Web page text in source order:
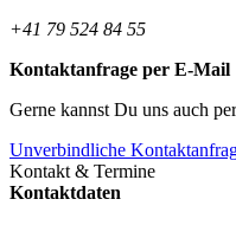
+41 79 524 84 55
Kontaktanfrage per E-Mail
Gerne kannst Du uns auch
Unverbindliche
Kontakt & Termine
Kontaktdaten